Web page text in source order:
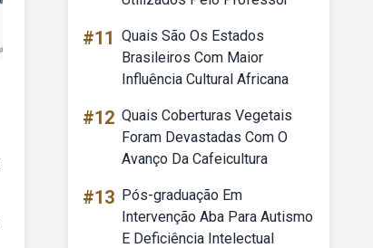
#11 Quais São Os Estados
Brasileiros Com Maior
Influência Cultural Africana
#12 Quais Coberturas Vegetais
Foram Devastadas Com O
Avanço Da Cafeicultura
#13 Pós-graduação Em
Intervenção Aba Para Autismo
E Deficiência Intelectual